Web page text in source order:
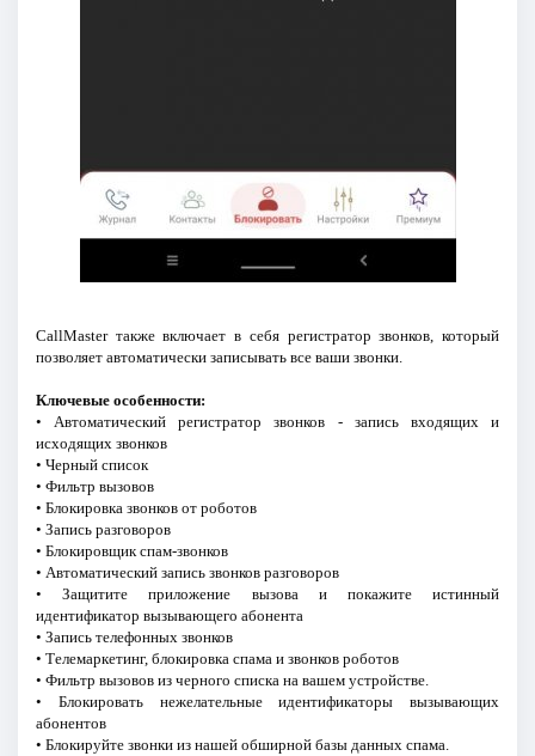
CallMaster также включает в себя регистратор звонков, который
позволяет автоматически записывать все ваши звонки.
Ключевые особенности:
• Автоматический регистратор звонков - запись входящих и
исходящих звонков
• Черный список
• Фильтр вызовов
• Блокировка звонков от роботов
• Запись разговоров
• Блокировщик спам-звонков
• Автоматический запись звонков разговоров
• Защитите приложение вызова и покажите истинный
идентификатор вызывающего абонента
• Запись телефонных звонков
• Телемаркетинг, блокировка спама и звонков роботов
• Фильтр вызовов из черного списка на вашем устройстве.
• Блокировать нежелательные идентификаторы вызывающих
абонентов
• Блокируйте звонки из нашей обширной базы данных спама.